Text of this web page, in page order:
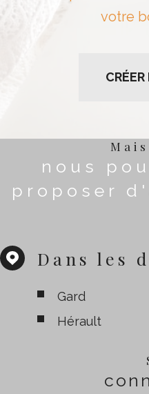
votre
nous
proposer
Dans les
Gard
Hérault